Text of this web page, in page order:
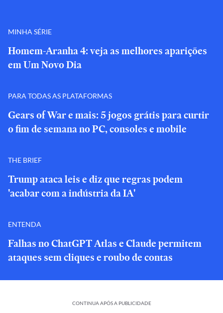
MINHA SÉRIE
Homem-Aranha 4: veja as melhores aparições
em Um Novo Dia
PARA TODAS AS PLATAFORMAS
Gears of War e mais: 5 jogos grátis para curtir
o fim de semana no PC, consoles e mobile
THE BRIEF
Trump ataca leis e diz que regras podem
'acabar com a indústria da IA'
ENTENDA
Falhas no ChatGPT Atlas e Claude permitem
ataques sem cliques e roubo de contas
CONTINUA APÓS A PUBLICIDADE